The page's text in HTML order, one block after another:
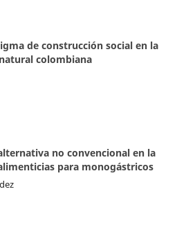
de construcción social en la
colombiana
no convencional en la
para monogástricos